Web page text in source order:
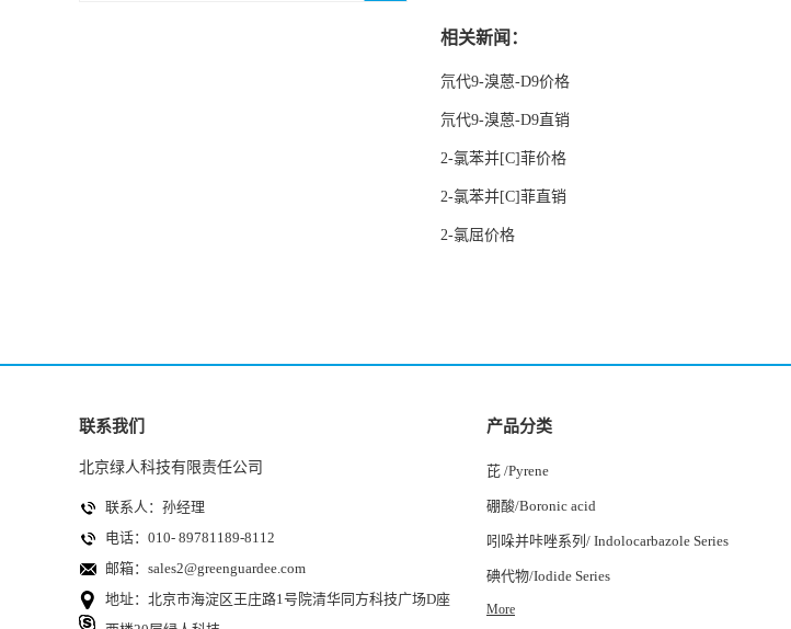
相关新闻：
氘代9-溴蒽-D9价格
氘代9-溴蒽-D9直销
2-氯苯并[C]菲价格
2-氯苯并[C]菲直销
2-氯屈价格
联系我们
北京绿人科技有限责任公司
联系人：孙经理
电话：010- 89781189-8112
邮箱： sales2@greenguardee.com
地址：北京市海淀区王庄路1号院清华同方科技广场D座
产品分类
芘 /Pyrene
硼酸/Boronic acid
吲哚并咔唑系列/ Indolocarbazole Series
碘代物/Iodide Series
More